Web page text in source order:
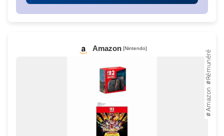
Amazon [Nintendo]